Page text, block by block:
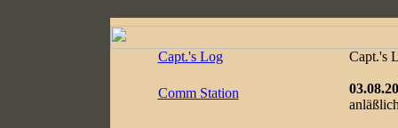
Capt.'s Log
Comm Station
Capt.'s